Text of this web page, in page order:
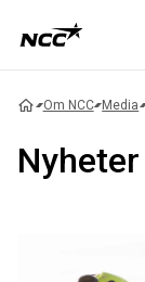
Om NCC Media
Nyheter